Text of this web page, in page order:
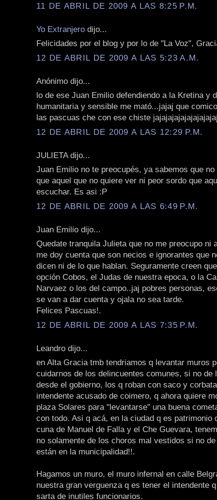
11 DE ABRIL DE 2009 A LAS 8:25 P.M.
Yo Extranjero dijo...
Felicidades por el blog y por lo de "La Voz",
12 DE ABRIL DE 2009 A LAS 5:23 A.M.
Anónimo dijo...
lo de ese Juan Emilio defendiendo a la Kretina y
humanitaria y sensible me mató...jajaj que
las pascuas che con ese chiste
12 DE ABRIL DE 2009 A LAS 12:29 P.M.
JULIETA dijo...
Juan Emilio no te preocupés, ya sabemos que
que aquel que no quiere ver ni peor sordo que
escuchar. Es asi :P
12 DE ABRIL DE 2009 A LAS 6:49 P.M.
Juan Emilio dijo...
Quedate tranquila Julieta que no me preocupo ni
me doy cuenta que son necios e ignorantes que
dicen ni de lo que hablan. Seguramente creen
opción Cobos, el Judas de nuestra epoca, o la
Narvaez o los del campo..jaj pobres personas,
se van a dar cuenta y ojala no sea tarde.
Felices Pascuas!.
12 DE ABRIL DE 2009 A LAS 7:35 P.M.
Leandro dijo...
en Alta Gracia tmb tendriamos q levantar muros
cuidarnos de los delincuentes comunes, si no de
desde el gobierno, los q roban con saco y
intendente acusado de coimero, q ahora quiere
plaza Solares para "levantarse" una buena
con todo. Asi q acá, en la ciudad q es patrimonio
cuna de Manuel de Falla y el Che Guevara,
no solamente de los choros mal vestidos si no
están en la municipalidad!!.
Hagamos un muro, el muro infernal en calle
nuestra gran verguenza q es tener el intendente
sarta de inutiles funcionarios.